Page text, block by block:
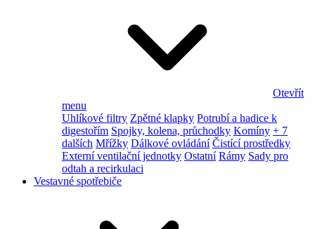
Otevřít
menu
Uhlíkové filtry Zpětné klapky Potrubí a hadice k
digestořím Spojky, kolena, průchodky Komíny + 7
dalších Mřížky Dálkové ovládání Čistící prostředky
Externí ventilační jednotky Ostatní Rámy Sady pro
odtah a recirkulaci
Vestavné spotřebiče